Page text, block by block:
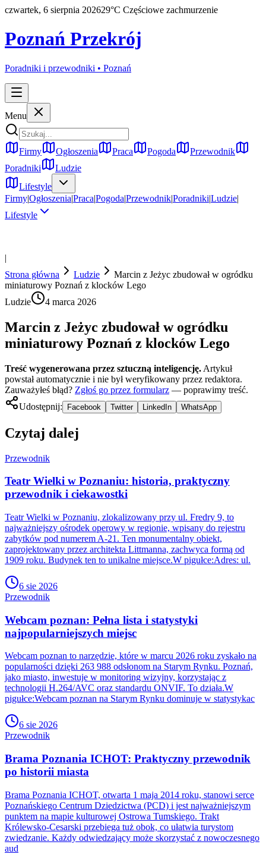
czwartek, 6 sierpnia 202629°C Częściowe zachmurzenie
Poznań Przekrój
Poradniki i przewodniki • Poznań
Menu
Firmy Ogłoszenia Praca Pogoda
Przewodnik
Poradniki
Ludzie
Lifestyle
Firmy|Ogłoszenia|Praca|Pogoda|Przewodnik|Poradniki|Ludzie|
Lifestyle
|
Strona główna
Ludzie
Marcin z Jeżyc zbudował w ogródku
miniaturowy Poznań z klocków Lego
Ludzie
4 marca 2026
Marcin z Jeżyc zbudował w ogródku
miniaturowy Poznań z klocków Lego
Treść wygenerowana przez sztuczną inteligencję. Artykuł
powstał automatycznie i nie był weryfikowany przez redaktora.
Zauważyłeś błąd? Zgłoś go przez formularz — poprawimy treść.
Udostępnij:
Facebook Twitter LinkedIn WhatsApp
Czytaj dalej
Przewodnik
Teatr Wielki w Poznaniu: historia, praktyczny
przewodnik i ciekawostki
Teatr Wielki w Poznaniu, zlokalizowany przy ul. Fredry 9, to
najważniejszy ośrodek operowy w regionie, wpisany do rejestru
zabytków pod numerem A-21. Ten monumentalny obiekt,
zaprojektowany przez architekta Littmanna, zachwyca formą od
1909 roku. Budynek ten to unikalne miejsce.W pigułce:Adres: ul.
6 sie 2026
Przewodnik
Webcam poznan: Pełna lista i statystyki
najpopularniejszych miejsc
Webcam poznan to narzędzie, które w marcu 2026 roku zyskało na
popularności dzięki 263 988 odsłonom na Starym Rynku. Poznań,
jako miasto, inwestuje w monitoring wizyjny, korzystając z
technologii H.264/AVC oraz standardu ONVIF. To działa.W
pigułce:Webcam poznan na Starym Rynku dominuje w statystykac
6 sie 2026
Przewodnik
Brama Poznania ICHOT: Praktyczny przewodnik
po historii miasta
Brama Poznania ICHOT, otwarta 1 maja 2014 roku, stanowi serce
Poznańskiego Centrum Dziedzictwa (PCD) i jest najważniejszym
punktem na mapie kulturowej Ostrowa Tumskiego. Trakt
Królewsko-Cesarski przebiega tuż obok, co ułatwia turystom
zwiedzanie. Każdy odwiedzający może skorzystać z nowoczesnego
aud